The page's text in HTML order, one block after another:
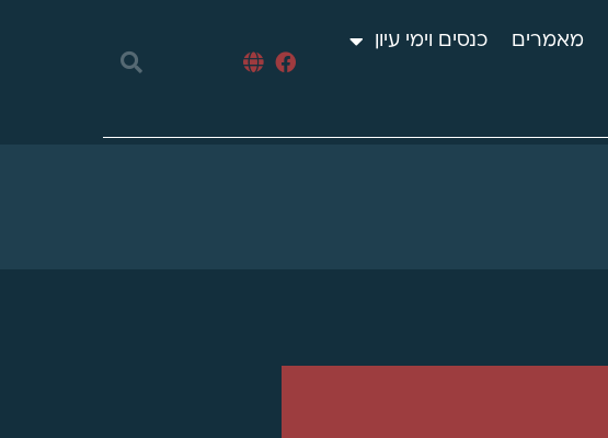
מאמרים כנסים וימי עיון